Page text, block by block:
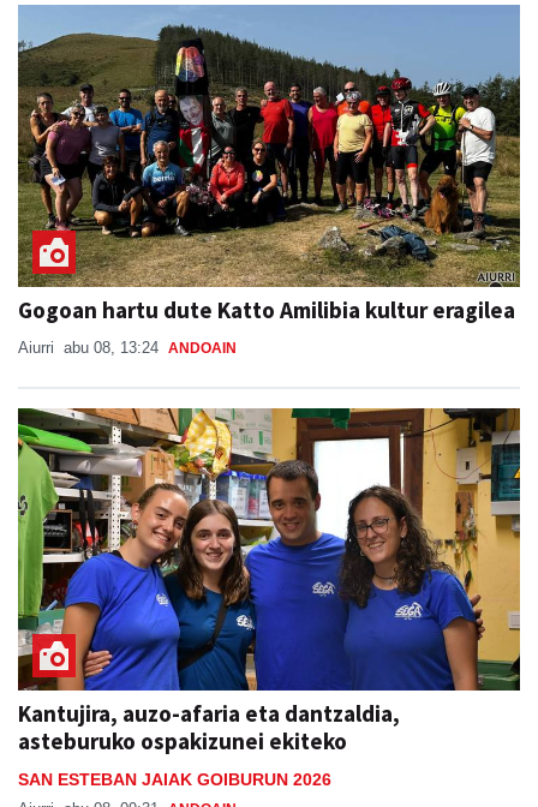
Gogoan hartu dute Katto Amilibia kultur eragilea
Aiurri abu 08, 13:24 ANDOAIN
Kantujira, auzo-afaria eta dantzaldia,
asteburuko ospakizunei ekiteko
SAN ESTEBAN JAIAK GOIBURUN 2026